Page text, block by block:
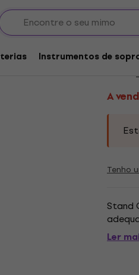
Instrumentos de
para gongos
A
A
Tenho
Stand
Ler